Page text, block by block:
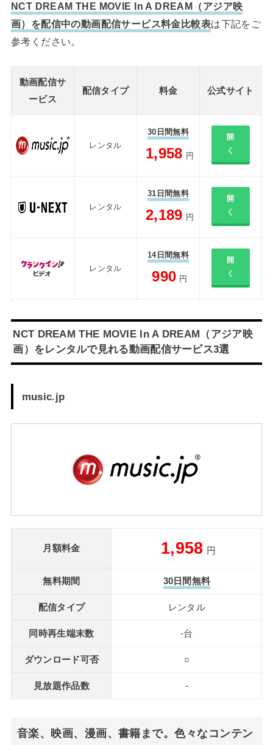
NCT DREAM THE MOVIE In A DREAM（アジア映
画）を配信中の動画配信サービス料金比較表は下記をご
参考ください。
動画配信サ
ービス
配信タイプ 料金 公式サイト
レンタル
30日間無料
1,958 円
開
く
レンタル
31日間無料
2,189 円
開
く
レンタル
14日間無料
990 円
開
く
NCT DREAM THE MOVIE In A DREAM（アジア映
画）をレンタルで見れる動画配信サービス3選
music.jp
月額料金 1,958 円
無料期間 30日間無料
配信タイプ レンタル
同時再生端末数 -台
ダウンロード可否 ○
見放題作品数 -
音楽、映画、漫画、書籍まで。色々なコンテン